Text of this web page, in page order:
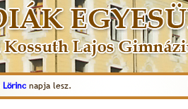
Lörinc napja lesz.